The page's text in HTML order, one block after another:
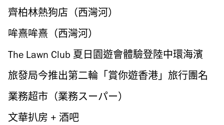
齊柏林熱狗店（西灣河）
哞熹哞熹（西灣河）
The Lawn Club 夏日園遊會體驗登陸中環海濱
旅發局今推出第二輪「賞你遊香港」旅行團名
額增至兩萬
業務超市（業務スーパー）
文華扒房 + 酒吧